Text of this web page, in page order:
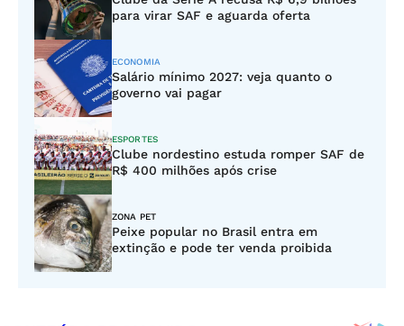
para virar SAF e aguarda oferta
ECONOMIA
Salário mínimo 2027: veja quanto o
governo vai pagar
ESPORTES
Clube nordestino estuda romper SAF de
R$ 400 milhões após crise
ZONA PET
Peixe popular no Brasil entra em
extinção e pode ter venda proibida